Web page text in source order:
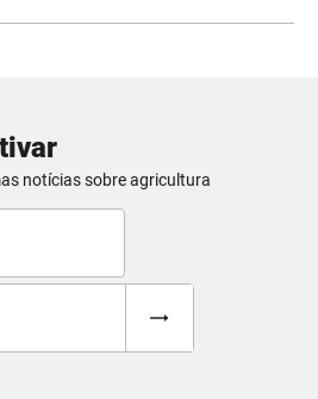
notícias sobre agricultura